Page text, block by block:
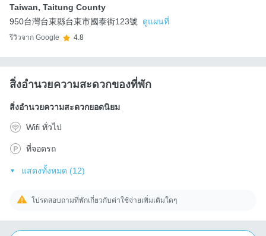
Taiwan, Taitung County
950台灣台東縣台東市國泰街123號
ดูแผนที่
รีวิวจาก Google 4.8
สิ่งอำนวยความสะดวกของที่พัก
สิ่งอำนวยความสะดวกยอดนิยม
Wifi ทั่วไป
ที่จอดรถ
แสดงทั้งหมด (12)
โปรดสอบถามที่พักเกี่ยวกับค่าใช้จ่ายเพิ่มเติมใดๆ